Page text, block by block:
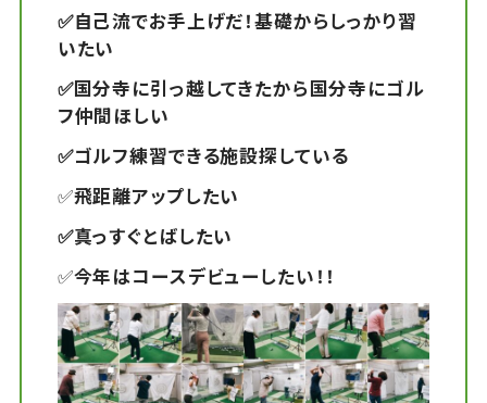
✅自己流でお手上げだ！基礎からしっかり習
いたい
✅国分寺に引っ越してきたから国分寺にゴル
フ仲間ほしい
✅ゴルフ練習できる施設探している
✅飛距離アップしたい
✅真っすぐとばしたい
✅今年はコースデビューしたい！！